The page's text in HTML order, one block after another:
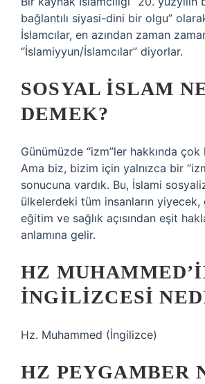
bağlantılı siyasi-dini bir olgu”
İslamcılar, en azından zaman
“İslamiyyun/İslamcılar” diyorlar.
SOSYAL ISLAM
DEMEK?
Günümüzde “izm”ler hakkında
Ama biz, bizim için yalnızca bir
sonucuna vardık. Bu, İslami
ülkelerdeki tüm insanların yiyecek,
eğitim ve sağlık açısından eşit
anlamına gelir.
HZ
İNGILIZCESI
Hz. Muhammed (İngilizce)
HZ PEYGAMBER